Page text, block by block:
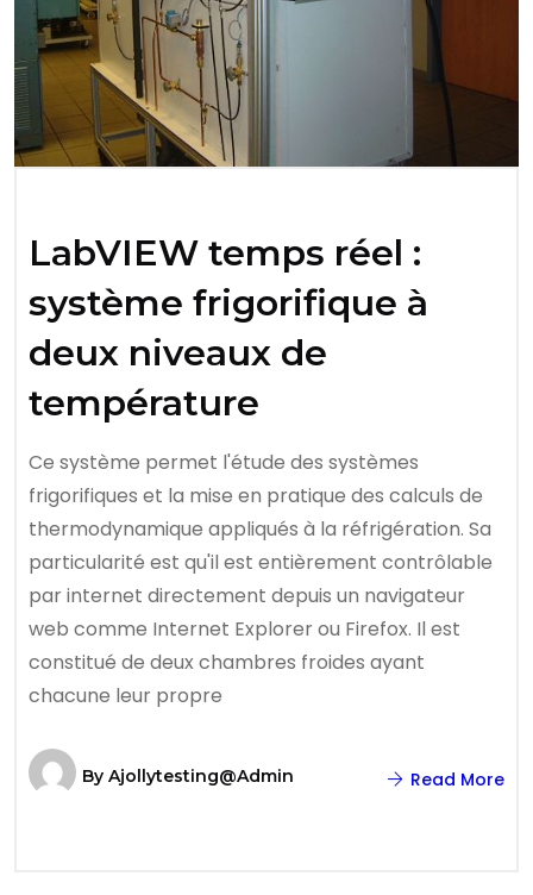
LabVIEW temps réel :
système frigorifique à
deux niveaux de
température
Ce système permet l'étude des systèmes
frigorifiques et la mise en pratique des calculs de
thermodynamique appliqués à la réfrigération. Sa
particularité est qu'il est entièrement contrôlable
par internet directement depuis un navigateur
web comme Internet Explorer ou Firefox. Il est
constitué de deux chambres froides ayant
chacune leur propre
By Ajollytesting@admin Read More